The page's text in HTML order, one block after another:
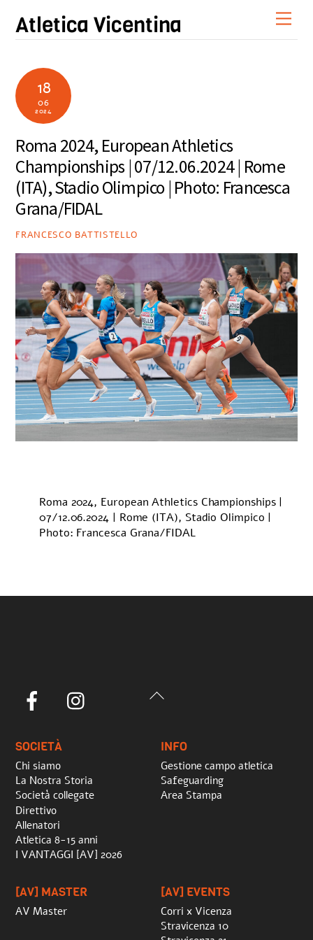
content
Atletica Vicentina
18
06
2024
Roma 2024, European Athletics
Championships | 07/12.06.2024 | Rome
(ITA), Stadio Olimpico | Photo: Francesca
Grana/FIDAL
FRANCESCO BATTISTELLO
Roma 2024, European Athletics Championships |
07/12.06.2024 | Rome (ITA), Stadio Olimpico |
Photo: Francesca Grana/FIDAL
Back
Facebook
SOCIETÀ
Chi siamo
La Nostra Storia
Società collegate
Direttivo
Allenatori
Atletica 8-15 anni
I VANTAGGI [AV] 2026
INFO
Gestione campo atletica
Safeguarding
Area Stampa
[AV] MASTER
AV Master
[AV] EVENTS
Corri x Vicenza
Stravicenza 10